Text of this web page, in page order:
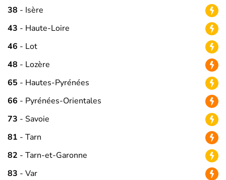
38 - Isère
43 - Haute-Loire
46 - Lot
48 - Lozère
65 - Hautes-Pyrénées
66 - Pyrénées-Orientales
73 - Savoie
81 - Tarn
82 - Tarn-et-Garonne
83 - Var